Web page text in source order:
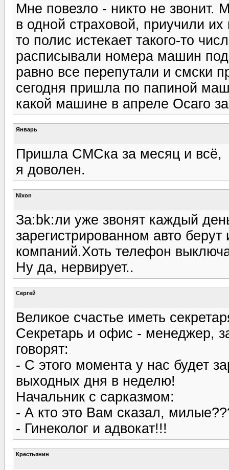
Мне повезло - никто не звонит.
в одной страховой, приучили
то полис истекает такого-то
расписывали номера машин
равно все перепутали и смски
сегодня пришла по папиной
какой машине в апреле Осаго
Январь
Пришла СМСка за месяц и всё,
я доволен.
Nixon
За:bk:ли уже звонят каждый
зарегистрированном авто
компаний.Хоть телефон
Ну да, нервирует..
Cергей
Великое счастье иметь
Секретарь и офис - менеджер,
говорят:
- С этого момента у нас будет
выходных дня в неделю!
Начальник с сарказмом:
- А кто это Вам сказал,
- Гинеколог и адвокат!!!
Крестьянин